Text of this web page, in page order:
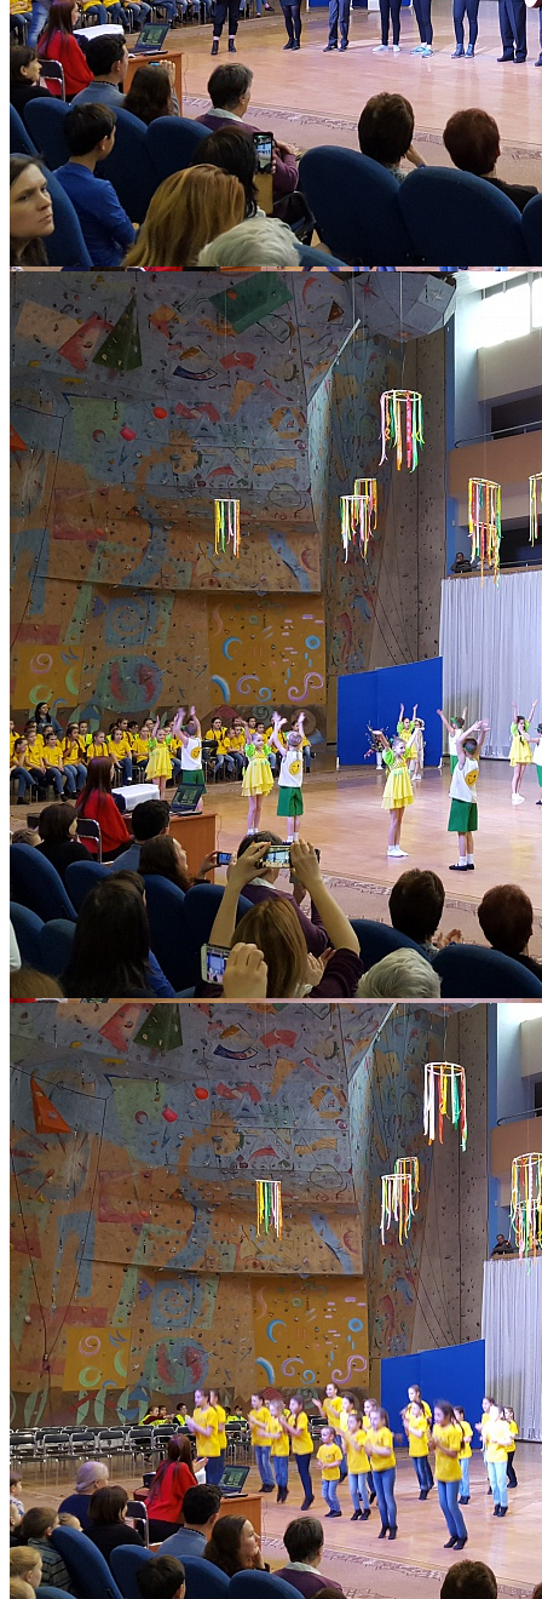
Количество просмотров: 2372
С 16 по 18 марта во Дворце творчества в рамках фестиваля
«Крымская весна» прошел ряд мероприятий, посвященных 5-
летию воссоединения Крыма с Россией:
- Беседы в творческих коллективах по группам «Уроки
мужества». Викторина «Путешествие по Крыму» - 16-17
марта;
- Демонстрация фильмов о Крыме, его прошлом и
настоящем – 16-18 марта с 10.00 до 19.00 (фойе цокольного
этажа);